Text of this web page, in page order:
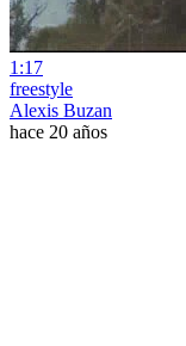
1:17
freestyle
Alexis Buzan
hace 20 años